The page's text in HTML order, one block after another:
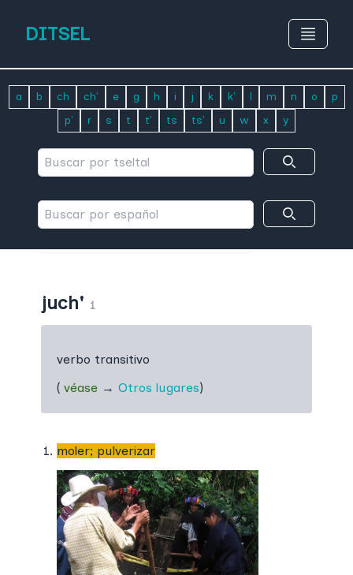
DITSEL
a b ch ch' e g h i j k k' l m n o
p
p'
r s t t' ts ts' u w x y
juch' 1
verbo transitivo
( véase → Otros lugares)
moler; pulverizar